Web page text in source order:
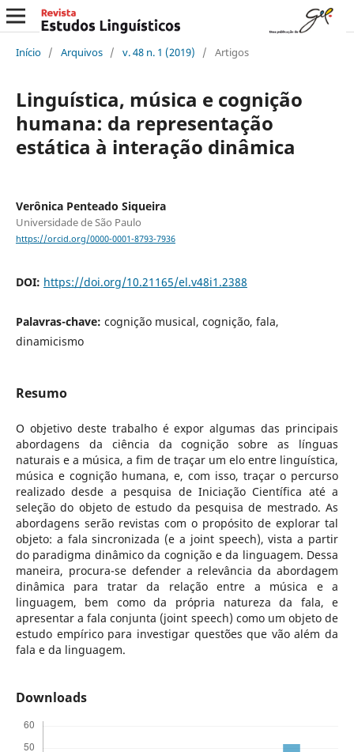
Início / Arquivos / v. 48 n. 1 (2019) / Artigos
Linguística, música e cognição
humana: da representação
estática à interação dinâmica
Verônica Penteado Siqueira
Universidade de São Paulo
https://orcid.org/0000-0001-8793-7936
DOI: https://doi.org/10.21165/el.v48i1.2388
Palavras-chave: cognição musical, cognição, fala,
dinamicismo
Resumo
O objetivo deste trabalho é expor algumas das principais
abordagens da ciência da cognição sobre as línguas
naturais e a música, a fim de traçar um elo entre linguística,
música e cognição humana, e, com isso, traçar o percurso
realizado desde a pesquisa de Iniciação Científica até a
seleção do objeto de estudo da pesquisa de mestrado. As
abordagens serão revistas com o propósito de explorar tal
objeto: a fala sincronizada (e a joint speech), vista a partir
do paradigma dinâmico da cognição e da linguagem. Dessa
maneira, procura-se defender a relevância da abordagem
dinâmica para tratar da relação entre a música e a
linguagem, bem como da própria natureza da fala, e
apresentar a fala conjunta (joint speech) como um objeto de
estudo empírico para investigar questões que vão além da
fala e da linguagem.
Downloads